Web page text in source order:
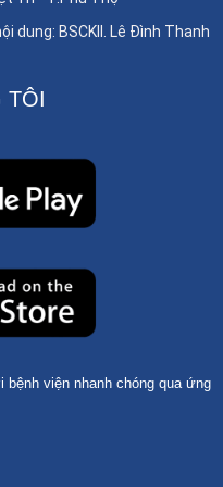
dung: BSCKII. Lê Đình Thanh
TÔI
viện nhanh chóng qua ứng